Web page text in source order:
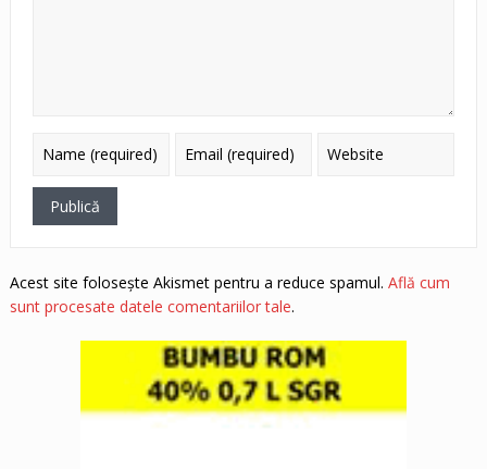
Acest site folosește Akismet pentru a reduce spamul. Află cum
sunt procesate datele comentariilor tale.